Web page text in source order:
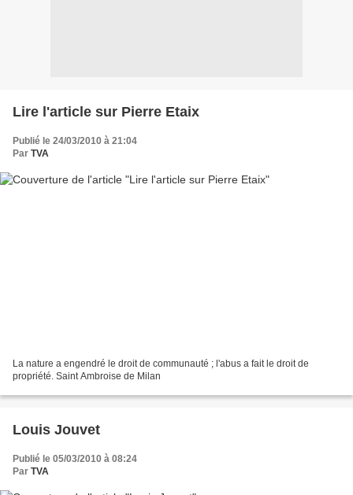
Lire l'article sur Pierre Etaix
Publié le 24/03/2010 à 21:04
Par TVA
La nature a engendré le droit de communauté ; l'abus a fait le droit de
propriété. Saint Ambroise de Milan
Louis Jouvet
Publié le 05/03/2010 à 08:24
Par TVA